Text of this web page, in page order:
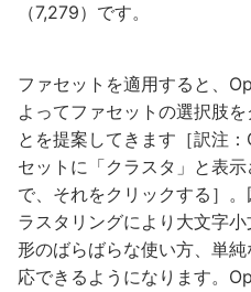
（7,279）です。
ファセットを適用すると、
よってファセットの選択肢
とを提案してきます［訳注
セットに「クラスタ」と表
で、それをクリックする］
ラスタリングにより大文字
形のばらばらな使い方、単
応できるようになります。